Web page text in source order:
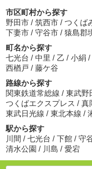
市区町村から探す
野田市 / 筑西市 / つくば
下妻市 / 守谷市 / 猿島郡
町名から探す
七光台 / 中里 / 乙 / 小絹 /
西楢戸 / 藤ケ谷
路線から探す
関東鉄道常総線 / 東武野
つくばエクスプレス / 真
東武日光線 / 東北本線 /
駅から探す
川間 / 七光台 / 下館 / 守
清水公園 / 川島 / 愛宕